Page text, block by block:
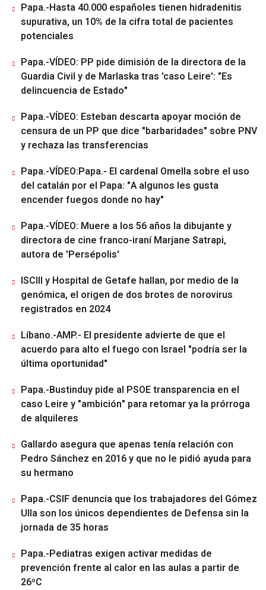
Papa.-Hasta 40.000 españoles tienen hidradenitis
supurativa, un 10% de la cifra total de pacientes
potenciales
Papa.-VÍDEO: PP pide dimisión de la directora de la
Guardia Civil y de Marlaska tras 'caso Leire': "Es
delincuencia de Estado"
Papa.-VÍDEO: Esteban descarta apoyar moción de
censura de un PP que dice "barbaridades" sobre PNV
y rechaza las transferencias
Papa.-VÍDEO:Papa.- El cardenal Omella sobre el uso
del catalán por el Papa: "A algunos les gusta
encender fuegos donde no hay"
Papa.-VÍDEO: Muere a los 56 años la dibujante y
directora de cine franco-iraní Marjane Satrapi,
autora de 'Persépolis'
ISCIII y Hospital de Getafe hallan, por medio de la
genómica, el origen de dos brotes de norovirus
registrados en 2024
Líbano.-AMP.- El presidente advierte de que el
acuerdo para alto el fuego con Israel "podría ser la
última oportunidad"
Papa.-Bustinduy pide al PSOE transparencia en el
caso Leire y "ambición" para retomar ya la prórroga
de alquileres
Gallardo asegura que apenas tenía relación con
Pedro Sánchez en 2016 y que no le pidió ayuda para
su hermano
Papa.-CSIF denuncia que los trabajadores del Gómez
Ulla son los únicos dependientes de Defensa sin la
jornada de 35 horas
Papa.-Pediatras exigen activar medidas de
prevención frente al calor en las aulas a partir de
26ºC